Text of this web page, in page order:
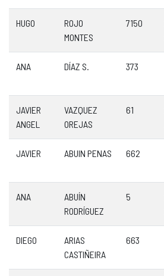
HUGO
ROJO
MONTES
7150
ANA DÍAZ S. 373
JAVIER
ANGEL
VAZQUEZ
OREJAS
61
JAVIER ABUIN PENAS 662
ANA
ABUÍN
RODRÍGUEZ
5
DIEGO
ARIAS
CASTIÑEIRA
663